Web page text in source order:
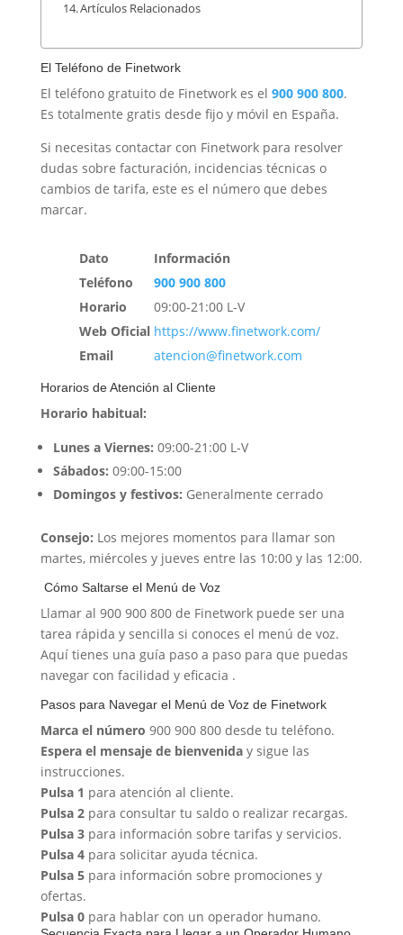
Artículos Relacionados
El Teléfono de Finetwork
El teléfono gratuito de Finetwork es el 900 900 800.
Es totalmente gratis desde fijo y móvil en España.
Si necesitas contactar con Finetwork para resolver
dudas sobre facturación, incidencias técnicas o
cambios de tarifa, este es el número que debes
marcar.
Dato
Información
Teléfono
900 900 800
Horario
09:00-21:00 L-V
Web Oficial https://www.finetwork.com/
Email
atencion@finetwork.com
Horarios de Atención al Cliente
Horario habitual:
Lunes a Viernes: 09:00-21:00 L-V
Sábados: 09:00-15:00
Domingos y festivos: Generalmente cerrado
Consejo: Los mejores momentos para llamar son
martes, miércoles y jueves entre las 10:00 y las 12:00.
️ Cómo Saltarse el Menú de Voz
Llamar al 900 900 800 de Finetwork puede ser una
tarea rápida y sencilla si conoces el menú de voz.
Aquí tienes una guía paso a paso para que puedas
navegar con facilidad y eficacia .
Pasos para Navegar el Menú de Voz de Finetwork
Marca el número 900 900 800 desde tu teléfono.
Espera el mensaje de bienveniday sigue las
instrucciones.
Pulsa 1 para atención al cliente.
Pulsa 2para consultar tu saldo o realizar recargas.
Pulsa 3para información sobre tarifas y servicios.
Pulsa 4para solicitar ayuda técnica.
Pulsa 5para información sobre promociones y
ofertas.
Pulsa 0para hablar con un operador humano.